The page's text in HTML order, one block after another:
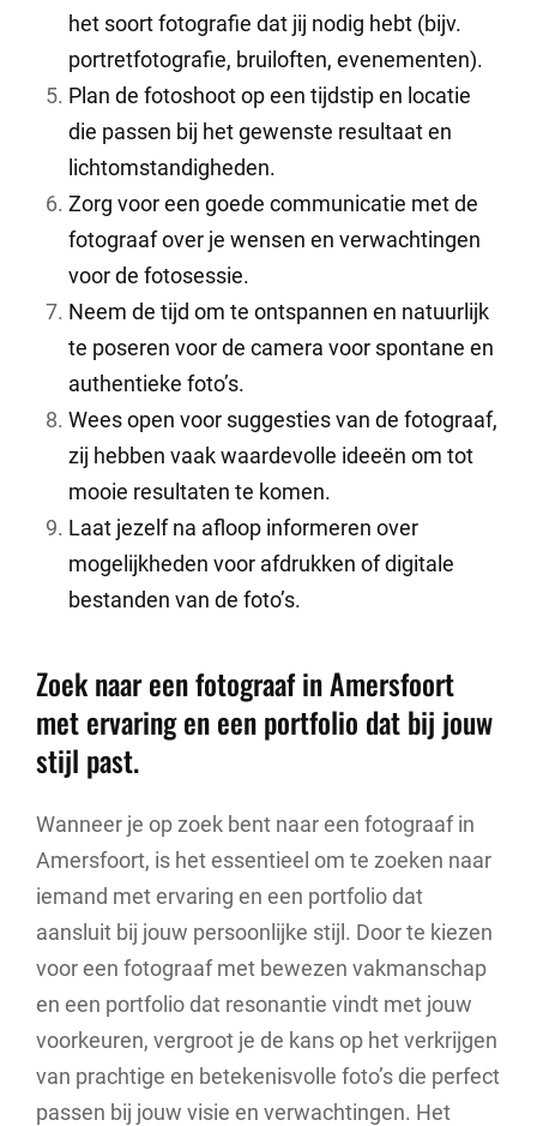
het soort fotografie dat jij nodig hebt (bijv.
portretfotografie, bruiloften, evenementen).
Plan de fotoshoot op een tijdstip en locatie
die passen bij het gewenste resultaat en
lichtomstandigheden.
Zorg voor een goede communicatie met de
fotograaf over je wensen en verwachtingen
voor de fotosessie.
Neem de tijd om te ontspannen en natuurlijk
te poseren voor de camera voor spontane en
authentieke foto’s.
Wees open voor suggesties van de fotograaf,
zij hebben vaak waardevolle ideeën om tot
mooie resultaten te komen.
Laat jezelf na afloop informeren over
mogelijkheden voor afdrukken of digitale
bestanden van de foto’s.
Zoek naar een fotograaf in Amersfoort
met ervaring en een portfolio dat bij jouw
stijl past.
Wanneer je op zoek bent naar een fotograaf in
Amersfoort, is het essentieel om te zoeken naar
iemand met ervaring en een portfolio dat
aansluit bij jouw persoonlijke stijl. Door te kiezen
voor een fotograaf met bewezen vakmanschap
en een portfolio dat resonantie vindt met jouw
voorkeuren, vergroot je de kans op het verkrijgen
van prachtige en betekenisvolle foto’s die perfect
passen bij jouw visie en verwachtingen. Het